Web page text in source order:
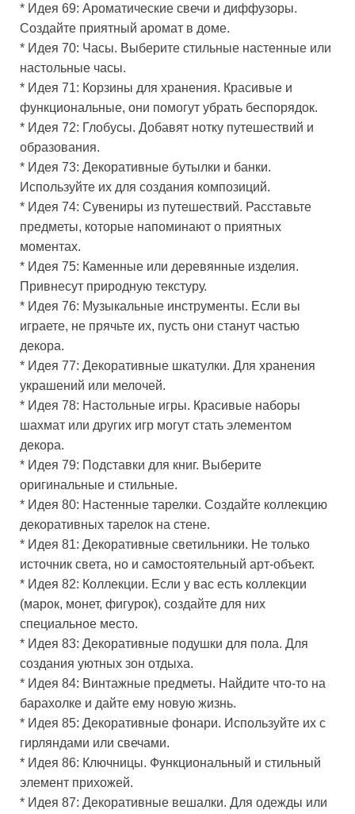
* Идея 69: Ароматические свечи и диффузоры.
Создайте приятный аромат в доме.
* Идея 70: Часы. Выберите стильные настенные или
настольные часы.
* Идея 71: Корзины для хранения. Красивые и
функциональные, они помогут убрать беспорядок.
* Идея 72: Глобусы. Добавят нотку путешествий и
образования.
* Идея 73: Декоративные бутылки и банки.
Используйте их для создания композиций.
* Идея 74: Сувениры из путешествий. Расставьте
предметы, которые напоминают о приятных
моментах.
* Идея 75: Каменные или деревянные изделия.
Привнесут природную текстуру.
* Идея 76: Музыкальные инструменты. Если вы
играете, не прячьте их, пусть они станут частью
декора.
* Идея 77: Декоративные шкатулки. Для хранения
украшений или мелочей.
* Идея 78: Настольные игры. Красивые наборы
шахмат или других игр могут стать элементом
декора.
* Идея 79: Подставки для книг. Выберите
оригинальные и стильные.
* Идея 80: Настенные тарелки. Создайте коллекцию
декоративных тарелок на стене.
* Идея 81: Декоративные светильники. Не только
источник света, но и самостоятельный арт-объект.
* Идея 82: Коллекции. Если у вас есть коллекции
(марок, монет, фигурок), создайте для них
специальное место.
* Идея 83: Декоративные подушки для пола. Для
создания уютных зон отдыха.
* Идея 84: Винтажные предметы. Найдите что-то на
барахолке и дайте ему новую жизнь.
* Идея 85: Декоративные фонари. Используйте их с
гирляндами или свечами.
* Идея 86: Ключницы. Функциональный и стильный
элемент прихожей.
* Идея 87: Декоративные вешалки. Для одежды или